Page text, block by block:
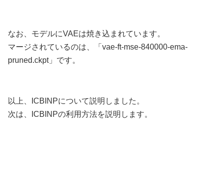
なお、モデルにVAEは焼き込まれています。
マージされているのは、「vae-ft-mse-840000-ema-
pruned.ckpt」です。
以上、ICBINPについて説明しました。
次は、ICBINPの利用方法を説明します。